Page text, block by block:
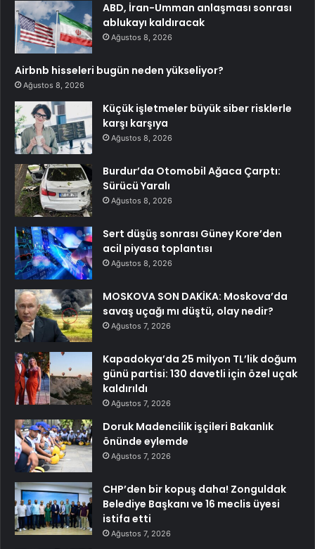
ABD, İran-Umman anlaşması sonrası
ablukayı kaldıracak
Ağustos 8, 2026
Airbnb hisseleri bugün neden yükseliyor?
Ağustos 8, 2026
Küçük işletmeler büyük siber risklerle
karşı karşıya
Ağustos 8, 2026
Burdur’da Otomobil Ağaca Çarptı:
Sürücü Yaralı
Ağustos 8, 2026
Sert düşüş sonrası Güney Kore’den
acil piyasa toplantısı
Ağustos 8, 2026
MOSKOVA SON DAKİKA: Moskova’da
savaş uçağı mı düştü, olay nedir?
Ağustos 7, 2026
Kapadokya’da 25 milyon TL’lik doğum
günü partisi: 130 davetli için özel uçak
kaldırıldı
Ağustos 7, 2026
Doruk Madencilik işçileri Bakanlık
önünde eylemde
Ağustos 7, 2026
CHP’den bir kopuş daha! Zonguldak
Belediye Başkanı ve 16 meclis üyesi
istifa etti
Ağustos 7, 2026